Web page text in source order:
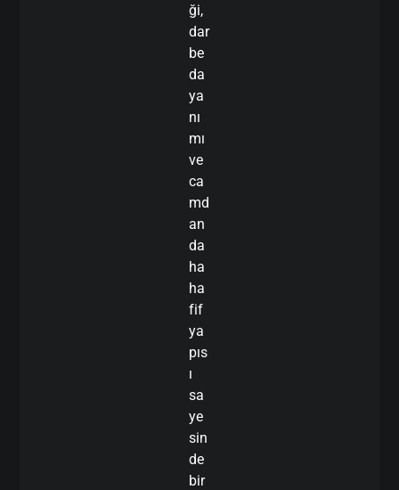
ği,
dar
be
da
ya
nı
mı
ve
ca
md
an
da
ha
ha
fif
ya
pıs
ı
sa
ye
sin
de
bir